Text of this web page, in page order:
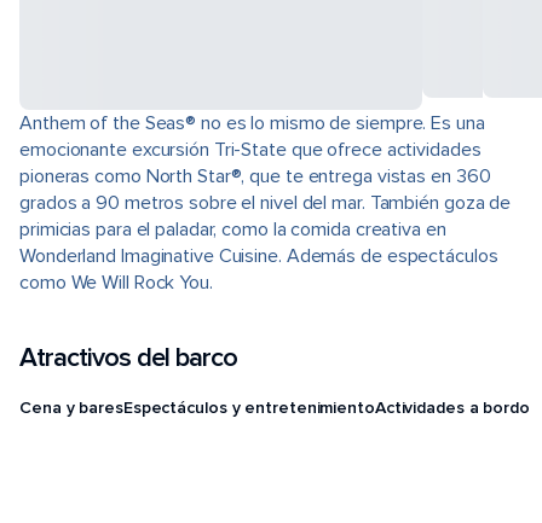
Anthem of the Seas® no es lo mismo de siempre. Es una
emocionante excursión Tri-State que ofrece actividades
pioneras como North Star®, que te entrega vistas en 360
grados a 90 metros sobre el nivel del mar. También goza de
primicias para el paladar, como la comida creativa en
Wonderland Imaginative Cuisine. Además de espectáculos
como We Will Rock You.
Atractivos del barco
Cena y baresEspectáculos y entretenimientoActividades a bordo